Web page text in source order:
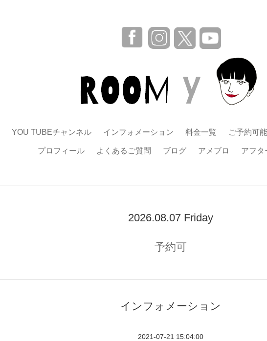
YOU TUBEチャンネル インフォメーション 料金一覧 ご予約可
プロフィール よくあるご質問 ブログ アメブロ アフタ
2026.08.07 Friday
予約可
インフォメーション
2021-07-21 15:04:00